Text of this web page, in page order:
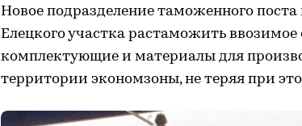
Новое подразделение таможенного
Елецкого участка растаможить ввозимое
комплектующие и материалы для
территории экономзоны, не теряя при